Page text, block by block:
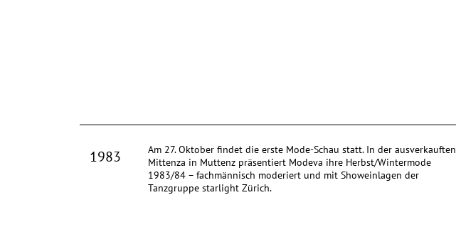
1983
Am 27. Oktober findet die erste Mode-Schau statt. In der ausverkauften
Mittenza in Muttenz präsentiert Modeva ihre Herbst/Wintermode
1983/84 – fachmännisch moderiert und mit Showeinlagen der
Tanzgruppe starlight Zürich.